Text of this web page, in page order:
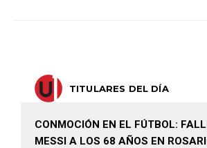
TITULARES DEL DÍA
CONMOCIÓN EN EL FÚTBOL:
MESSI A LOS 68 AÑOS EN